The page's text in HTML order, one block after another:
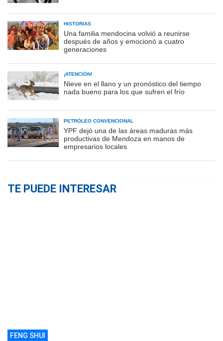
HISTORIAS
Una familia mendocina volvió a reunirse
después de años y emocionó a cuatro
generaciones
¡ATENCIÓN!
Nieve en el llano y un pronóstico del tiempo
nada bueno para los que sufren el frío
PETRÓLEO CONVENCIONAL
YPF dejó una de las áreas maduras más
productivas de Mendoza en manos de
empresarios locales
TE PUEDE INTERESAR
FENG SHUI